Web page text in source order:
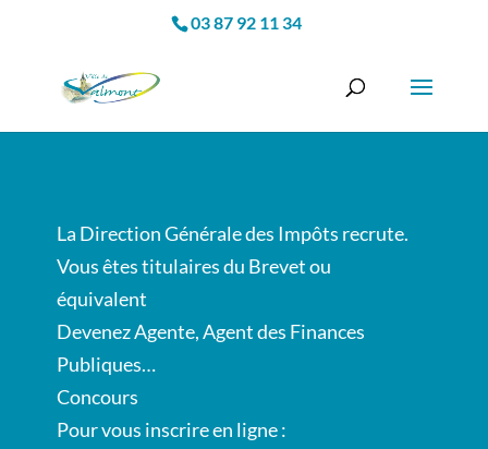
03 87 92 11 34
La Direction Générale des Impôts recrute.
Vous êtes titulaires du Brevet ou
équivalent
Devenez Agente, Agent des Finances
Publiques…
Concours
Pour vous inscrire en ligne :